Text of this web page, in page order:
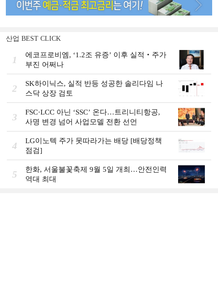
산업 BEST CLICK
1
에코프로비엠, ‘1.2조 유증’ 이후 실적‧주가
부진 어쩌나
2
SK하이닉스, 실적 반등 성공한 솔리다임 나
스닥 상장 검토
3
FSC·LCC 아닌 ‘SSC’ 온다…트리니티항공,
사명 변경 넘어 사업모델 전환 선언
4
LG이노텍 주가 못따라가는 배당 [배당정책
점검]
5
한화, 서울불꽃축제 9월 5일 개최…안전인력
역대 최대